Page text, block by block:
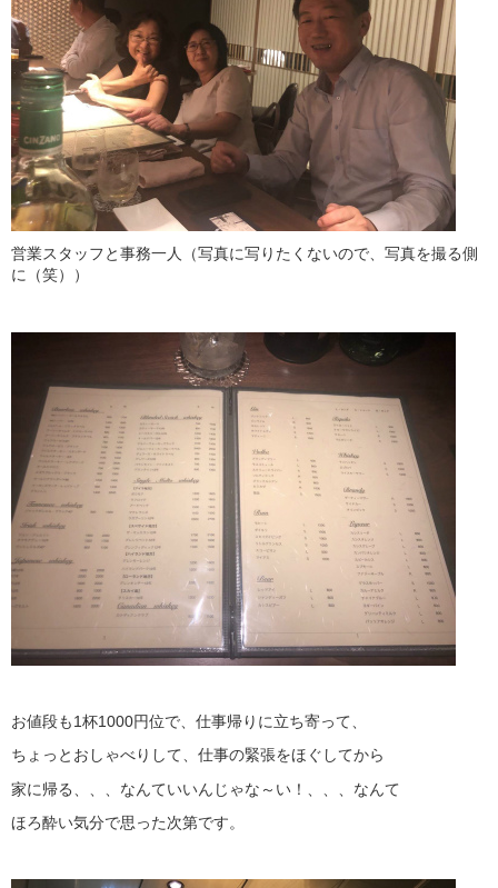
営業スタッフと事務一人（写真に写りたくないので、写真を撮る側
に（笑））
お値段も1杯1000円位で、仕事帰りに立ち寄って、
ちょっとおしゃべりして、仕事の緊張をほぐしてから
家に帰る、、、なんていいんじゃな～い！、、、なんて
ほろ酔い気分で思った次第です。